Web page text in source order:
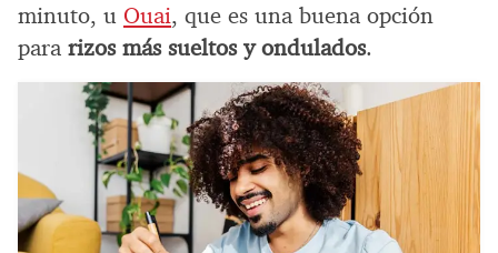
minuto, u Ouai, que es una buena opción
para rizos más sueltos y ondulados.